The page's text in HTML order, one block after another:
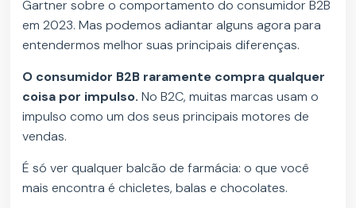
Gartner sobre o comportamento do consumidor B2B
em 2023. Mas podemos adiantar alguns agora para
entendermos melhor suas principais diferenças.
O consumidor B2B raramente compra qualquer
coisa por impulso. No B2C, muitas marcas usam o
impulso como um dos seus principais motores de
vendas.
É só ver qualquer balcão de farmácia: o que você
mais encontra é chicletes, balas e chocolates.